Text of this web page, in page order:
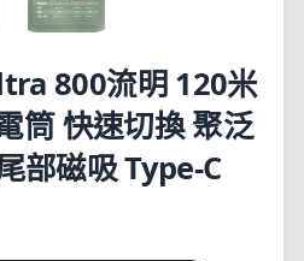
800流明 120米
筒 快速切換 聚泛
部磁吸 Type-C